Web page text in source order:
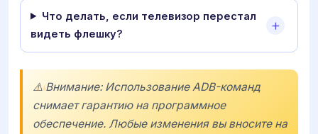
Что делать, если телевизор перестал
видеть флешку?
⚠️ Внимание: Использование ADB-команд
снимает гарантию на программное
обеспечение. Любые изменения вы вносите на